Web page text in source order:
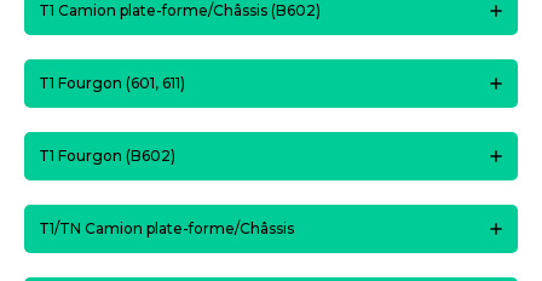
T1 Camion plate-forme/Châssis (B602)
T1 Fourgon (601, 611)
T1 Fourgon (B602)
T1/TN Camion plate-forme/Châssis